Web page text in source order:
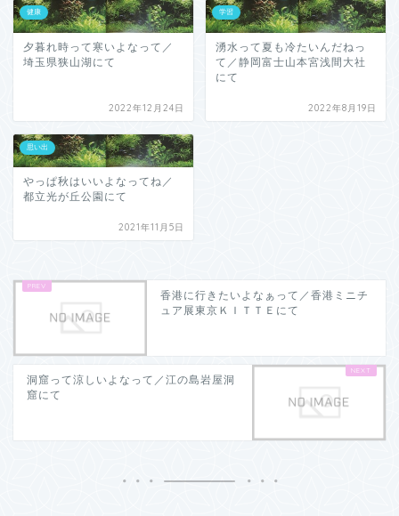
健康
夕暮れ時って寒いよなって／
埼玉県狭山湖にて
2022年12月24日
学習
湧水って夏も冷たいんだねっ
て／静岡富士山本宮浅間大社
にて
2022年8月19日
思い出
やっぱ秋はいいよなってね／
都立光が丘公園にて
2021年11月5日
香港に行きたいよなぁって／香港ミニチ
ュア展東京ＫＩＴＴＥにて
洞窟って涼しいよなって／江の島岩屋洞
窟にて